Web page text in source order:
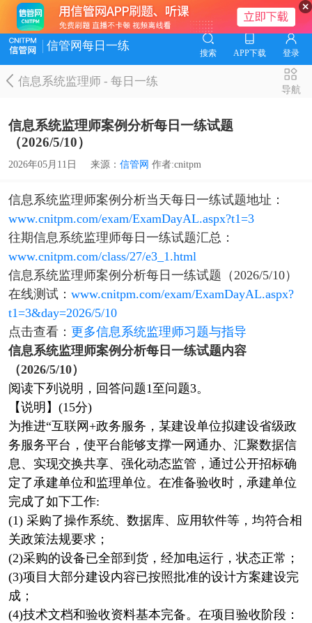
信管网每日一练
搜索 APP下载 登录
信息系统监理师-每日一练
导航
信息系统监理师案例分析每日一练试题
（2026/5/10）
2026年05月11日 来源： 信管网 作者:cnitpm
信息系统监理师案例分析当天每日一练试题地址：
www.cnitpm.com/exam/ExamDayAL.aspx?t1=3
往期信息系统监理师每日一练试题汇总：
www.cnitpm.com/class/27/e3_1.html
信息系统监理师案例分析每日一练试题（2026/5/10）
在线测试： www.cnitpm.com/exam/ExamDayAL.aspx?
t1=3&day=2026/5/10
点击查看： 更多信息系统监理师习题与指导
信息系统监理师案例分析每日一练试题内容
（2026/5/10）
阅读下列说明，回答问题1至问题3。
【说明】(15分)
为推进“互联网+政务服务，某建设单位拟建设省级政
务服务平台，使平台能够支撑一网通办、汇聚数据信
息、实现交换共享、强化动态监管，通过公开招标确
定了承建单位和监理单位。在准备验收时，承建单位
完成了如下工作:
(1) 采购了操作系统、数据库、应用软件等，均符合相
关政策法规要求；
(2)采购的设备已全部到货，经加电运行，状态正常；
(3)项目大部分建设内容已按照批准的设计方案建设完
成；
(4)技术文档和验收资料基本完备。在项目验收阶段：